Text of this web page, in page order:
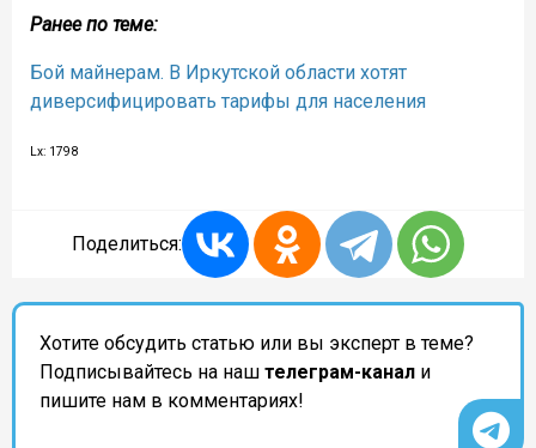
Ранее по теме:
Бой майнерам. В Иркутской области хотят
диверсифицировать тарифы для населения
Lx: 1798
Поделиться:
Хотите обсудить статью или вы эксперт в теме?
Подписывайтесь на наш телеграм-канал и
пишите нам в комментариях!